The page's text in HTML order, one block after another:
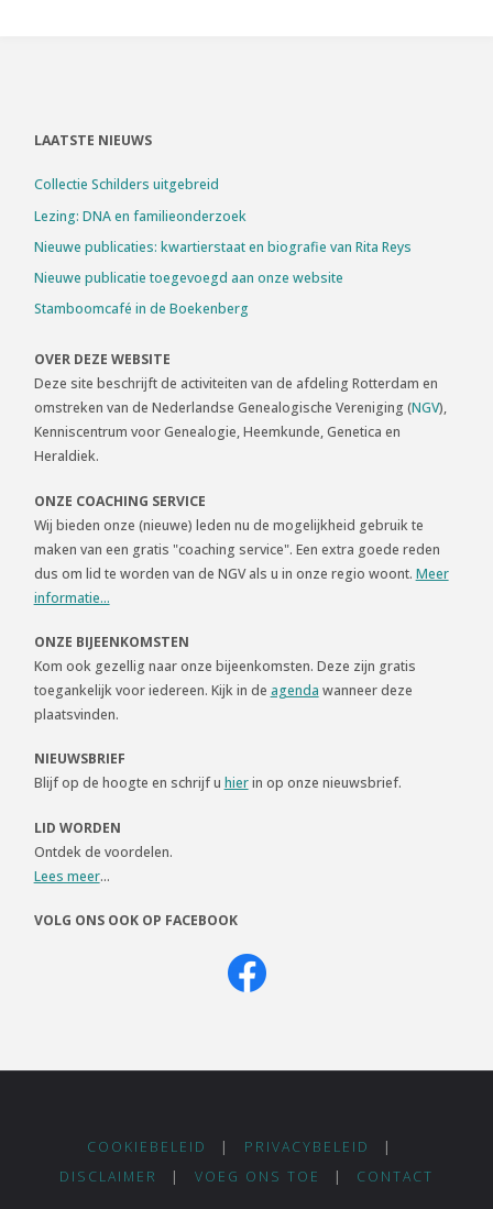
LAATSTE NIEUWS
Collectie Schilders uitgebreid
Lezing: DNA en familieonderzoek
Nieuwe publicaties: kwartierstaat en biografie van Rita Reys
Nieuwe publicatie toegevoegd aan onze website
Stamboomcafé in de Boekenberg
OVER DEZE WEBSITE
Deze site beschrijft de activiteiten van de afdeling Rotterdam en
omstreken van de Nederlandse Genealogische Vereniging (NGV),
Kenniscentrum voor Genealogie, Heemkunde, Genetica en
Heraldiek.
ONZE COACHING SERVICE
Wij bieden onze (nieuwe) leden nu de mogelijkheid gebruik te
maken van een gratis "coaching service". Een extra goede reden
dus om lid te worden van de NGV als u in onze regio woont. Meer
informatie...
ONZE BIJEENKOMSTEN
Kom ook gezellig naar onze bijeenkomsten. Deze zijn gratis
toegankelijk voor iedereen. Kijk in de agenda wanneer deze
plaatsvinden.
NIEUWSBRIEF
Blijf op de hoogte en schrijf u hierin op onze nieuwsbrief.
LID WORDEN
Ontdek de voordelen.
Lees meer...
VOLG ONS OOK OP FACEBOOK
COOKIEBELEID | PRIVACYBELEID
|
DISCLAIMER
| VOEG ONS TOE | CONTACT